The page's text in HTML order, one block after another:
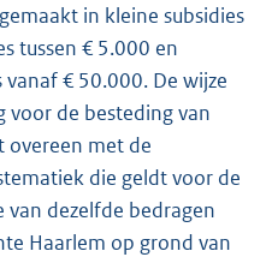
in kleine subsidies
tussen € 5.000 en
€ 50.000. De wijze
de besteding van
overeen met de
die geldt voor de
van dezelfde bedragen
Haarlem op grond van